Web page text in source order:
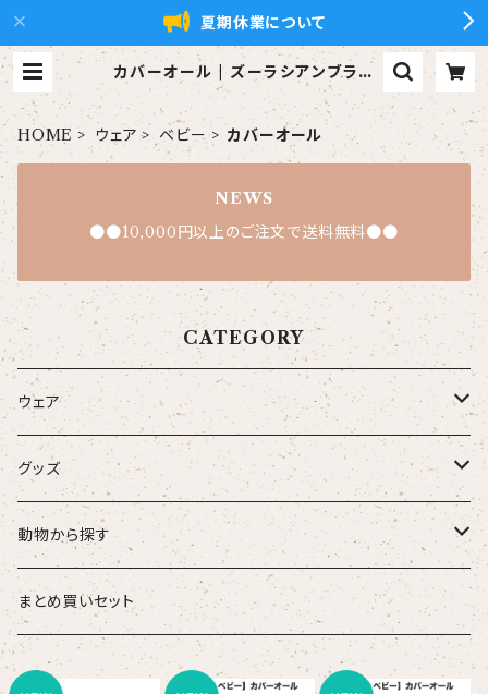
夏期休業について
カバーオール | ズーラシアンブラス
【xZBt】公式ショップ
HOME ウェア ベビー カバーオール
NEWS
●●10,000円以上のご注文で送料無料●●
CATEGORY
ウェア
大人
こども
ベビー
スタイ
Tシャツ（半袖）
グッズ
タオル・ハンカチ
ポーチ
トートバッグ
動物から探す
ズーラシアンブラス
オカピ
弦うさぎ
まとめ買いセット